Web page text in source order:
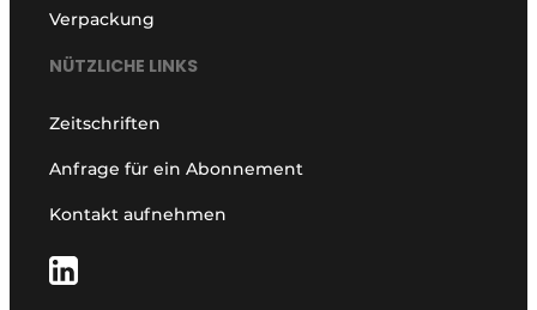
Verpackung
NÜTZLICHE LINKS
Zeitschriften
Anfrage für ein Abonnement
Kontakt aufnehmen